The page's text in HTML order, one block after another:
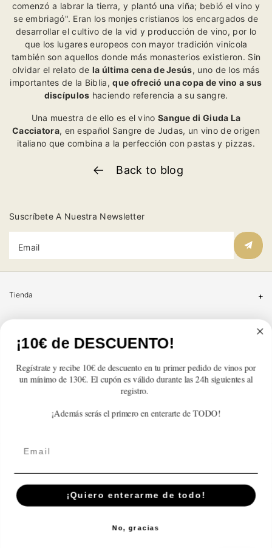
comenzó a labrar la tierra, y plantó una viña; bebió el vino y
se embriagó". Eran los monjes cristianos los encargados de
desarrollar el cultivo de la vid y producción de vino, por lo
que los lugares europeos con mayor tradición vinícola
también son aquellos donde más monasterios existieron. Sin
olvidar el relato de la última cena de Jesús, uno de los más
importantes de la Biblia, que ofreció una copa de vino a sus
discípulos haciendo referencia a su sangre.
Una muestra de ello es el vino Sangue di Giuda La
Cacciatora, en español Sangre de Judas, un vino de origen
italiano que combina a la perfección con pastas y pizzas.
Back to blog
Suscríbete A Nuestra Newsletter
Email
Tienda
Información
© 2026,En Copa de Balón Powered by Shopify
Disfruta con responsabilidad · No se vende alcohol a menores de 18 años ·
Payment
¡10€ de DESCUENTO!
Regístrate y recibe 10€ de descuento en tu primer pedido de vinos por
un mínimo de 130€. El cupón es válido durante las 24h siguientes al
registro.
¡Además serás el primero en enterarte de TODO!
¡Quiero enterarme de todo!
No, gracias